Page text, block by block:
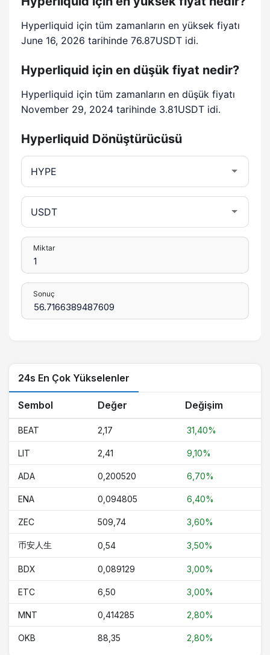
Hyperliquid için tüm zamanların en yüksek fiyatı
June 16, 2026 tarihinde 76.87USDT idi.
Hyperliquid için en düşük fiyat nedir?
Hyperliquid için tüm zamanların en düşük fiyatı
November 29, 2024 tarihinde 3.81USDT idi.
Hyperliquid Dönüştürücüsü
Miktar
Sonuç
24s En Çok Yükselenler
Sembol Değer Değişim
BEAT 2,17 31,40%
LIT 2,41 9,10%
ADA 0,200520 6,70%
ENA 0,094805 6,40%
ZEC 509,74 3,60%
币安人生 0,54 3,50%
BDX 0,089129 3,00%
ETC 6,50 3,00%
MNT 0,414285 2,80%
OKB 88,35 2,80%